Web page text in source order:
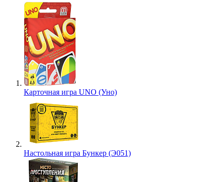
Карточная игра UNO (Уно)
Настольная игра Бункер (Э051)